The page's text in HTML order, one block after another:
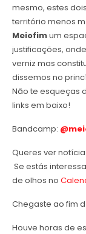
mesmo, estes
território menos
Meiofimum
justificações,
verniz mas
dissemos no
Não te esqueças
links em baixo!
Bandcamp:
Queres ver
Se estás
de olhos no
Chegaste ao fim
Houve horas de